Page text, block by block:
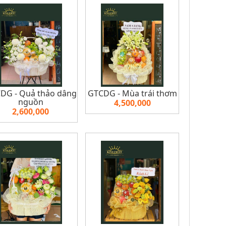
- Quả thảo dâng
nguồn
2,600,000
GTCDG - Mùa trái thơm
4,500,000